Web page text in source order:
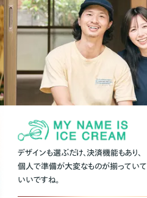
デザインも選ぶだけ、決済機能もあり、
個人で準備が大変なものが揃っていて
いいですね。